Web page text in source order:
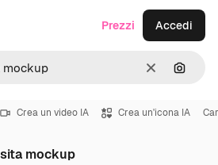
CancellaCerca
Prezzi Accedi
Crea un video IA Crea un'icona IA
mockup